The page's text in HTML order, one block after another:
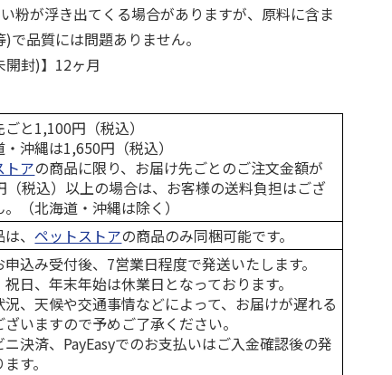
粉が浮き出てくる場合がありますが、原料に含ま
で品質には問題ありません。
開封)】12ヶ月
と1,100円（税込）
沖縄は1,650円（税込）
トアの商品に限り、お届け先ごとのご注文金額が
（税込）以上の場合は、お客様の送料負担はござ
（北海道・沖縄は除く）
は、ペットストアの商品のみ同梱可能です。
込み受付後、7営業日程度で発送いたします。
日、年末年始は休業日となっております。
、天候や交通事情などによって、お届けが遅れる
ざいますので予めご了承ください。
決済、PayEasyでのお支払いはご入金確認後の発
す。